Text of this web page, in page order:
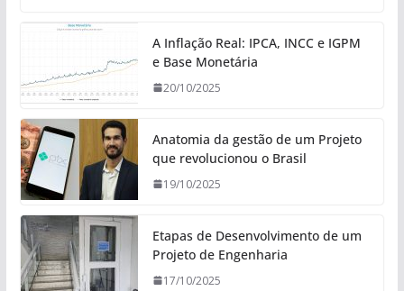
A Inflação Real: IPCA, INCC e IGPM
e Base Monetária
20/10/2025
Anatomia da gestão de um Projeto
que revolucionou o Brasil
19/10/2025
Etapas de Desenvolvimento de um
Projeto de Engenharia
17/10/2025